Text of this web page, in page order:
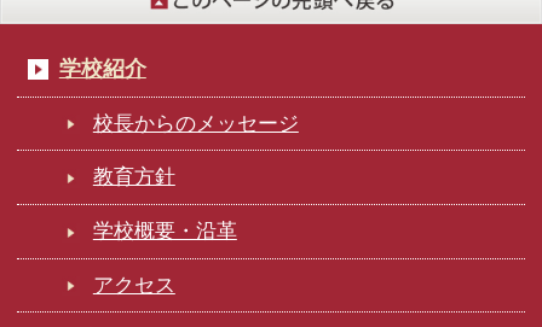
学校紹介
校長からのメッセージ
教育方針
学校概要・沿革
アクセス